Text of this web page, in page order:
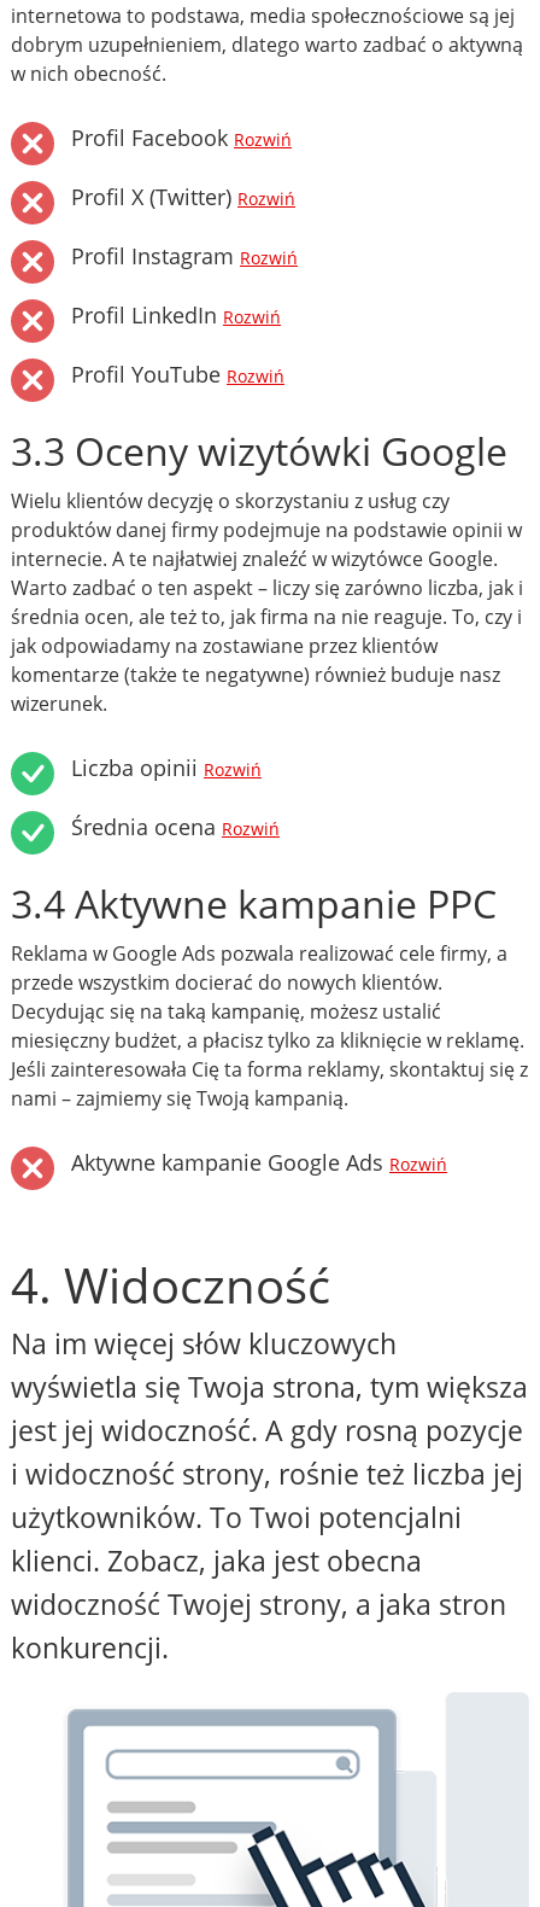
internetowa to podstawa, media społecznościowe są jej
dobrym uzupełnieniem, dlatego warto zadbać o aktywną
w nich obecność.
Profil Facebook Rozwiń
Profil X (Twitter) Rozwiń
Profil Instagram Rozwiń
Profil LinkedIn Rozwiń
Profil YouTube Rozwiń
3.3 Oceny wizytówki Google
Wielu klientów decyzję o skorzystaniu z usług czy
produktów danej firmy podejmuje na podstawie opinii w
internecie. A te najłatwiej znaleźć w wizytówce Google.
Warto zadbać o ten aspekt – liczy się zarówno liczba, jak i
średnia ocen, ale też to, jak firma na nie reaguje. To, czy i
jak odpowiadamy na zostawiane przez klientów
komentarze (także te negatywne) również buduje nasz
wizerunek.
Liczba opinii Rozwiń
Średnia ocena Rozwiń
3.4 Aktywne kampanie PPC
Reklama w Google Ads pozwala realizować cele firmy, a
przede wszystkim docierać do nowych klientów.
Decydując się na taką kampanię, możesz ustalić
miesięczny budżet, a płacisz tylko za kliknięcie w reklamę.
Jeśli zainteresowała Cię ta forma reklamy, skontaktuj się z
nami – zajmiemy się Twoją kampanią.
Aktywne kampanie Google Ads Rozwiń
4. Widoczność
Na im więcej słów kluczowych
wyświetla się Twoja strona, tym większa
jest jej widoczność. A gdy rosną pozycje
i widoczność strony, rośnie też liczba jej
użytkowników. To Twoi potencjalni
klienci. Zobacz, jaka jest obecna
widoczność Twojej strony, a jaka stron
konkurencji.